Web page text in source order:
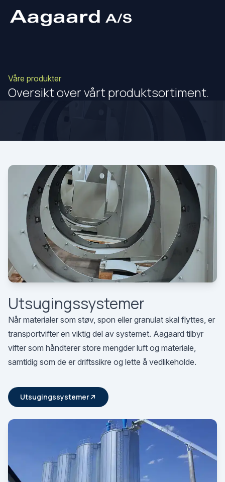
Våre produkter
Oversikt over vårt produktsortiment.
Utsugingssystemer
Når materialer som støv, spon eller granulat skal flyttes, er
transportvifter en viktig del av systemet. Aagaard tilbyr
vifter som håndterer store mengder luft og materiale,
samtidig som de er driftssikre og lette å vedlikeholde.
Utsugingssystemer